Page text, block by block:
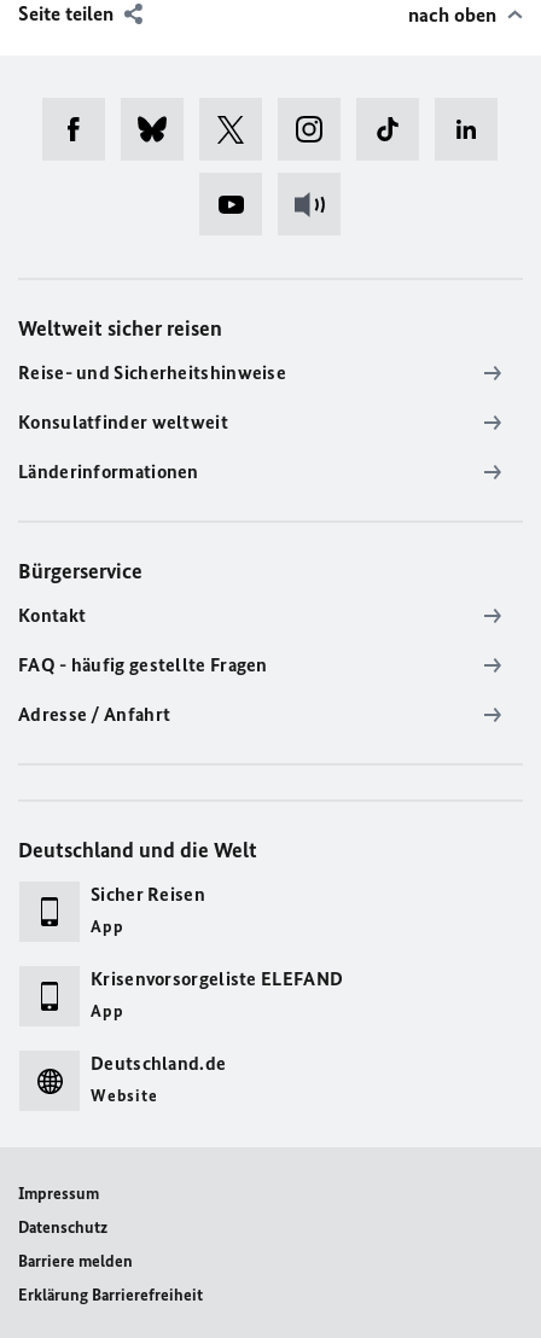
Seite teilen nach oben
Weltweit sicher reisen
Reise- und Sicherheitshinweise
Konsulatfinder weltweit
Länderinformationen
Bürgerservice
Kontakt
FAQ - häufig gestellte Fragen
Adresse / Anfahrt
Deutschland und die Welt
Sicher Reisen
App
Krisenvorsorgeliste ELEFAND
App
Deutschland.de
Website
Impressum
Datenschutz
Barriere melden
Erklärung Barrierefreiheit